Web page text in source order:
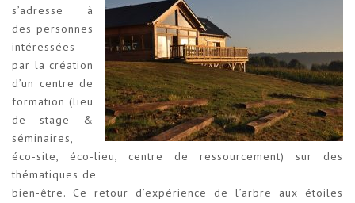
s’adresse à
des personnes
intéressées
par la création
d’un centre de
formation (lieu
de stage &
séminaires,
éco-site, éco-lieu, centre de ressourcement) sur des
thématiques de
bien-être. Ce retour d’expérience de l’arbre aux étoiles